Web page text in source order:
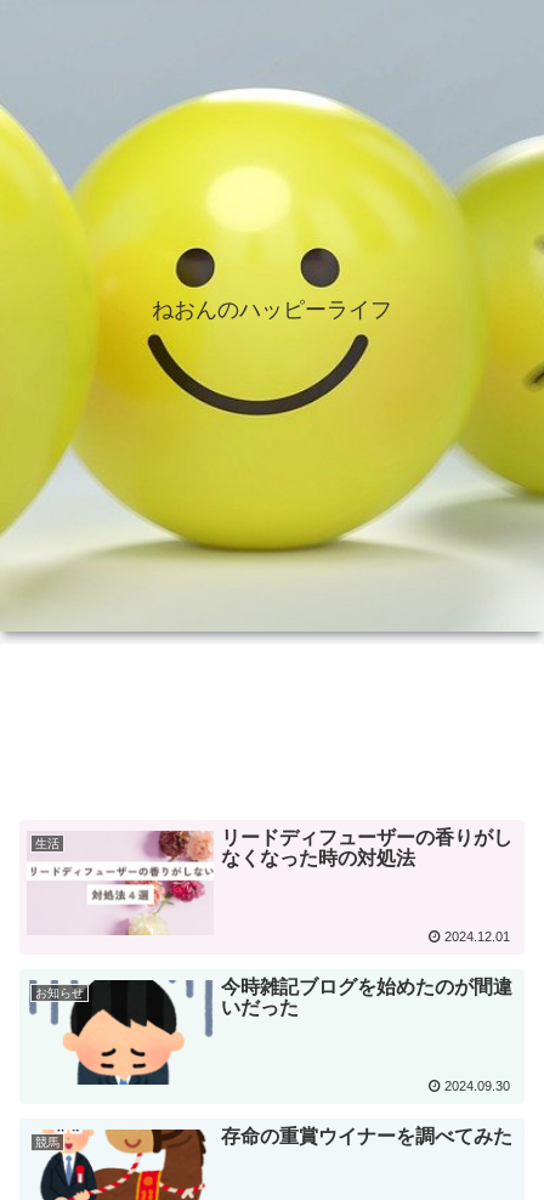
ねおんのハッピーライフ
生活
リードディフューザーの香りがし
なくなった時の対処法
2024.12.01
お知らせ
今時雑記ブログを始めたのが間違
いだった
2024.09.30
競馬 存命の重賞ウイナーを調べてみた